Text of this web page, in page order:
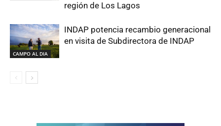
región de Los Lagos
CAMPO AL DIA
INDAP potencia recambio generacional
en visita de Subdirectora de INDAP